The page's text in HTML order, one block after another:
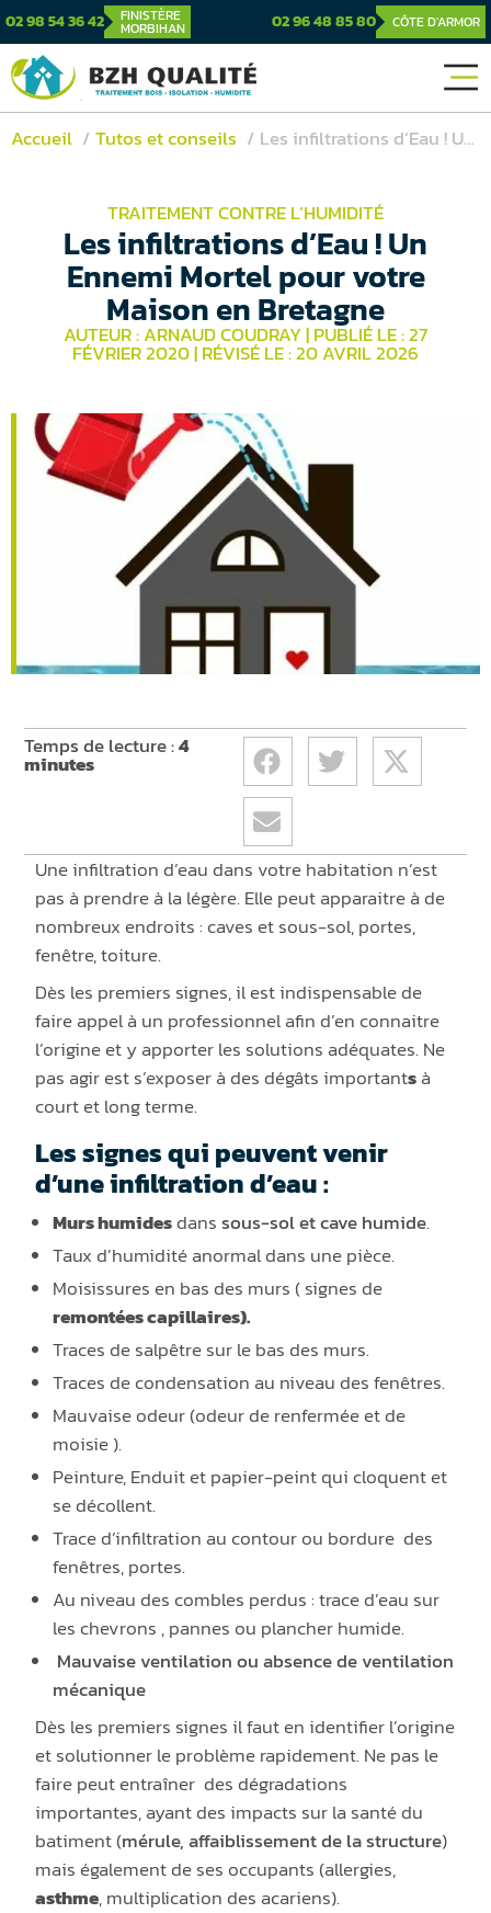
02 98 54 36 42 FINISTÈRE
MORBIHAN 02 96 48 85 80 CÔTE D'ARMOR
Accueil Tutos et conseils Les infiltrations d’Eau ! Un Ennemi Mortel pour votre Maison en Bretagne
TRAITEMENT CONTRE L’HUMIDITÉ
Les infiltrations d’Eau ! Un
Ennemi Mortel pour votre
Maison en Bretagne
AUTEUR : ARNAUD COUDRAY|PUBLIÉ LE : 27
FÉVRIER 2020|RÉVISÉ LE : 20 AVRIL 2026
Temps de lecture :4
minutes
Une infiltration d’eau dans votre habitation n’est
pas à prendre à la légère. Elle peut apparaitre à de
nombreux endroits : caves et sous-sol, portes,
fenêtre, toiture.
Dès les premiers signes, il est indispensable de
faire appel à un professionnel afin d’en connaitre
l’origine et y apporter les solutions adéquates. Ne
pas agir est s’exposer à des dégâts importantsà
court et long terme.
Les signes qui peuvent venir
d’une infiltration d’eau :
Murs humidesdanssous-sol et cave humide.
Taux d’humidité anormal dans une pièce.
Moisissures en bas des murs ( signes de
remontées capillaires).
Traces de salpêtre sur le bas des murs.
Traces de condensation au niveau des fenêtres.
Mauvaise odeur (odeur de renfermée et de
moisie ).
Peinture, Enduit et papier-peint qui cloquent et
se décollent.
Trace d’infiltration au contour ou bordure des
fenêtres, portes.
Au niveau des combles perdus : trace d’eau sur
les chevrons , pannes ou plancher humide.
Mauvaise ventilation ou absence de ventilation
mécanique
Dès les premiers signes il faut en identifier l’origine
et solutionner le problème rapidement. Ne pas le
faire peut entraîner des dégradations
importantes, ayant des impacts sur la santé du
batiment (mérule, affaiblissement de la structure)
mais également de ses occupants (allergies,
asthme, multiplication des acariens).